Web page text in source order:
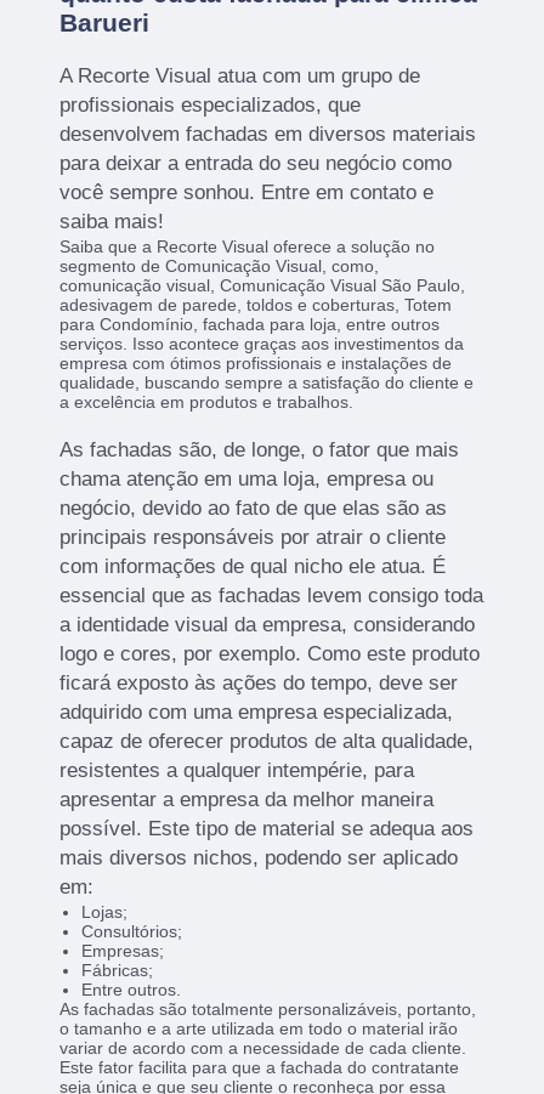
Barueri
A Recorte Visual atua com um grupo de
profissionais especializados, que
desenvolvem fachadas em diversos materiais
para deixar a entrada do seu negócio como
você sempre sonhou. Entre em contato e
saiba mais!
Saiba que a Recorte Visual oferece a solução no
segmento de Comunicação Visual, como,
comunicação visual, Comunicação Visual São Paulo,
adesivagem de parede, toldos e coberturas, Totem
para Condomínio, fachada para loja, entre outros
serviços. Isso acontece graças aos investimentos da
empresa com ótimos profissionais e instalações de
qualidade, buscando sempre a satisfação do cliente e
a excelência em produtos e trabalhos.
As fachadas são, de longe, o fator que mais
chama atenção em uma loja, empresa ou
negócio, devido ao fato de que elas são as
principais responsáveis por atrair o cliente
com informações de qual nicho ele atua. É
essencial que as fachadas levem consigo toda
a identidade visual da empresa, considerando
logo e cores, por exemplo. Como este produto
ficará exposto às ações do tempo, deve ser
adquirido com uma empresa especializada,
capaz de oferecer produtos de alta qualidade,
resistentes a qualquer intempérie, para
apresentar a empresa da melhor maneira
possível. Este tipo de material se adequa aos
mais diversos nichos, podendo ser aplicado
em:
Lojas;
Consultórios;
Empresas;
Fábricas;
Entre outros.
As fachadas são totalmente personalizáveis, portanto,
o tamanho e a arte utilizada em todo o material irão
variar de acordo com a necessidade de cada cliente.
Este fator facilita para que a fachada do contratante
seja única e que seu cliente o reconheça por essa